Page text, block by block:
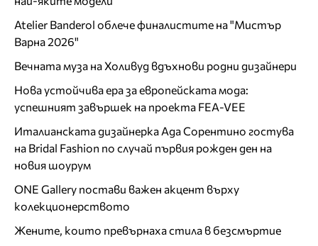
Atelier Banderol облече финалистите на "Мистър
Варна 2026"
Вечната муза на Холивуд вдъхнови родни дизайнери
Нова устойчива ера за европейската мода:
успешният завършек на проекта FEA-VEE
Италианската дизайнерка Ада Сорентино гостува
на Bridal Fashion по случай първия рожден ден на
новия шоурум
ONE Gallery постави важен акцент върху
колекционерството
Жените, които превърнаха стила в безсмъртие